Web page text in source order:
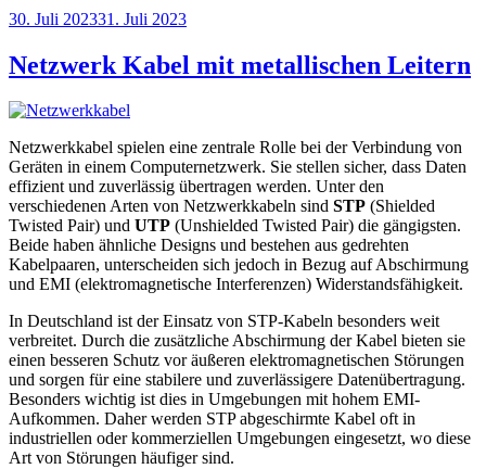
Protokoll
Datenaustausch“
Veröffentlicht
30. Juli 202331. Juli 2023
Netzwerk Kabel mit metallischen Leitern
Netzwerkkabel spielen eine zentrale Rolle bei der Verbindung von
Geräten in einem Computernetzwerk. Sie stellen sicher, dass Daten
effizient und zuverlässig übertragen werden. Unter den
verschiedenen Arten von Netzwerkkabeln sind STP (Shielded
Twisted Pair) und UTP (Unshielded Twisted Pair) die gängigsten.
Beide haben ähnliche Designs und bestehen aus gedrehten
Kabelpaaren, unterscheiden sich jedoch in Bezug auf Abschirmung
und EMI (elektromagnetische Interferenzen) Widerstandsfähigkeit.
In Deutschland ist der Einsatz von STP-Kabeln besonders weit
verbreitet. Durch die zusätzliche Abschirmung der Kabel bieten sie
einen besseren Schutz vor äußeren elektromagnetischen Störungen
und sorgen für eine stabilere und zuverlässigere Datenübertragung.
Besonders wichtig ist dies in Umgebungen mit hohem EMI-
Aufkommen. Daher werden STP abgeschirmte Kabel oft in
industriellen oder kommerziellen Umgebungen eingesetzt, wo diese
Art von Störungen häufiger sind.